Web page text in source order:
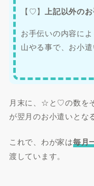
【♡】 上記以外の
お手伝いの内容に
山やる事で、お小遣
月末に、☆と♡の数を
が翌月のお小遣いとな
これで、わが家は毎月
渡しています。